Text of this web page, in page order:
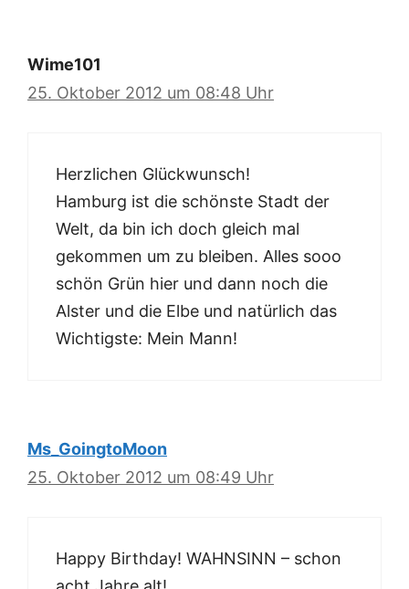
Wime101
25. Oktober 2012 um 08:48 Uhr
Herzlichen Glückwunsch!
Hamburg ist die schönste Stadt der
Welt, da bin ich doch gleich mal
gekommen um zu bleiben. Alles sooo
schön Grün hier und dann noch die
Alster und die Elbe und natürlich das
Wichtigste: Mein Mann!
Ms_GoingtoMoon
25. Oktober 2012 um 08:49 Uhr
Happy Birthday! WAHNSINN – schon